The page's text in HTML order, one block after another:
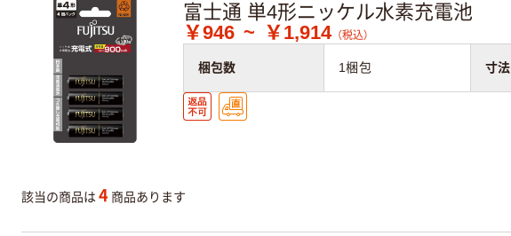
富士通 単4形ニッケル水素充電池
￥946 ~ ￥1,914 （税込）
梱包数 1梱包 寸法
該当の商品は 4 商品あります